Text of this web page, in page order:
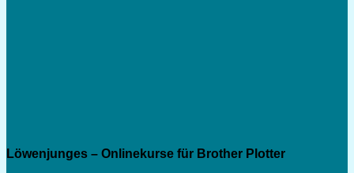
Löwenjunges – Onlinekurse für Brother Plotter